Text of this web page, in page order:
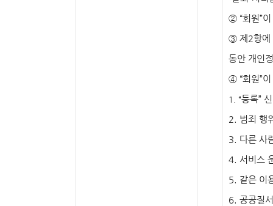
② “회원”이
③ 제 2항에
동안 개인
④ “회원”
1. “등록”
2. 범죄 행
3. 다른 사
4. 서비스
5. 같은 이
6. 공공질